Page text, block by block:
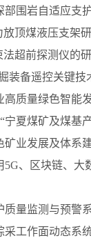
部围岩自适应支
放顶煤液压支架
法超前探测仪的
装备遥控关键技
质量绿色智能
夏煤矿及煤基
业发展及体系
、区块链、
量监测与预警
工作面动态系